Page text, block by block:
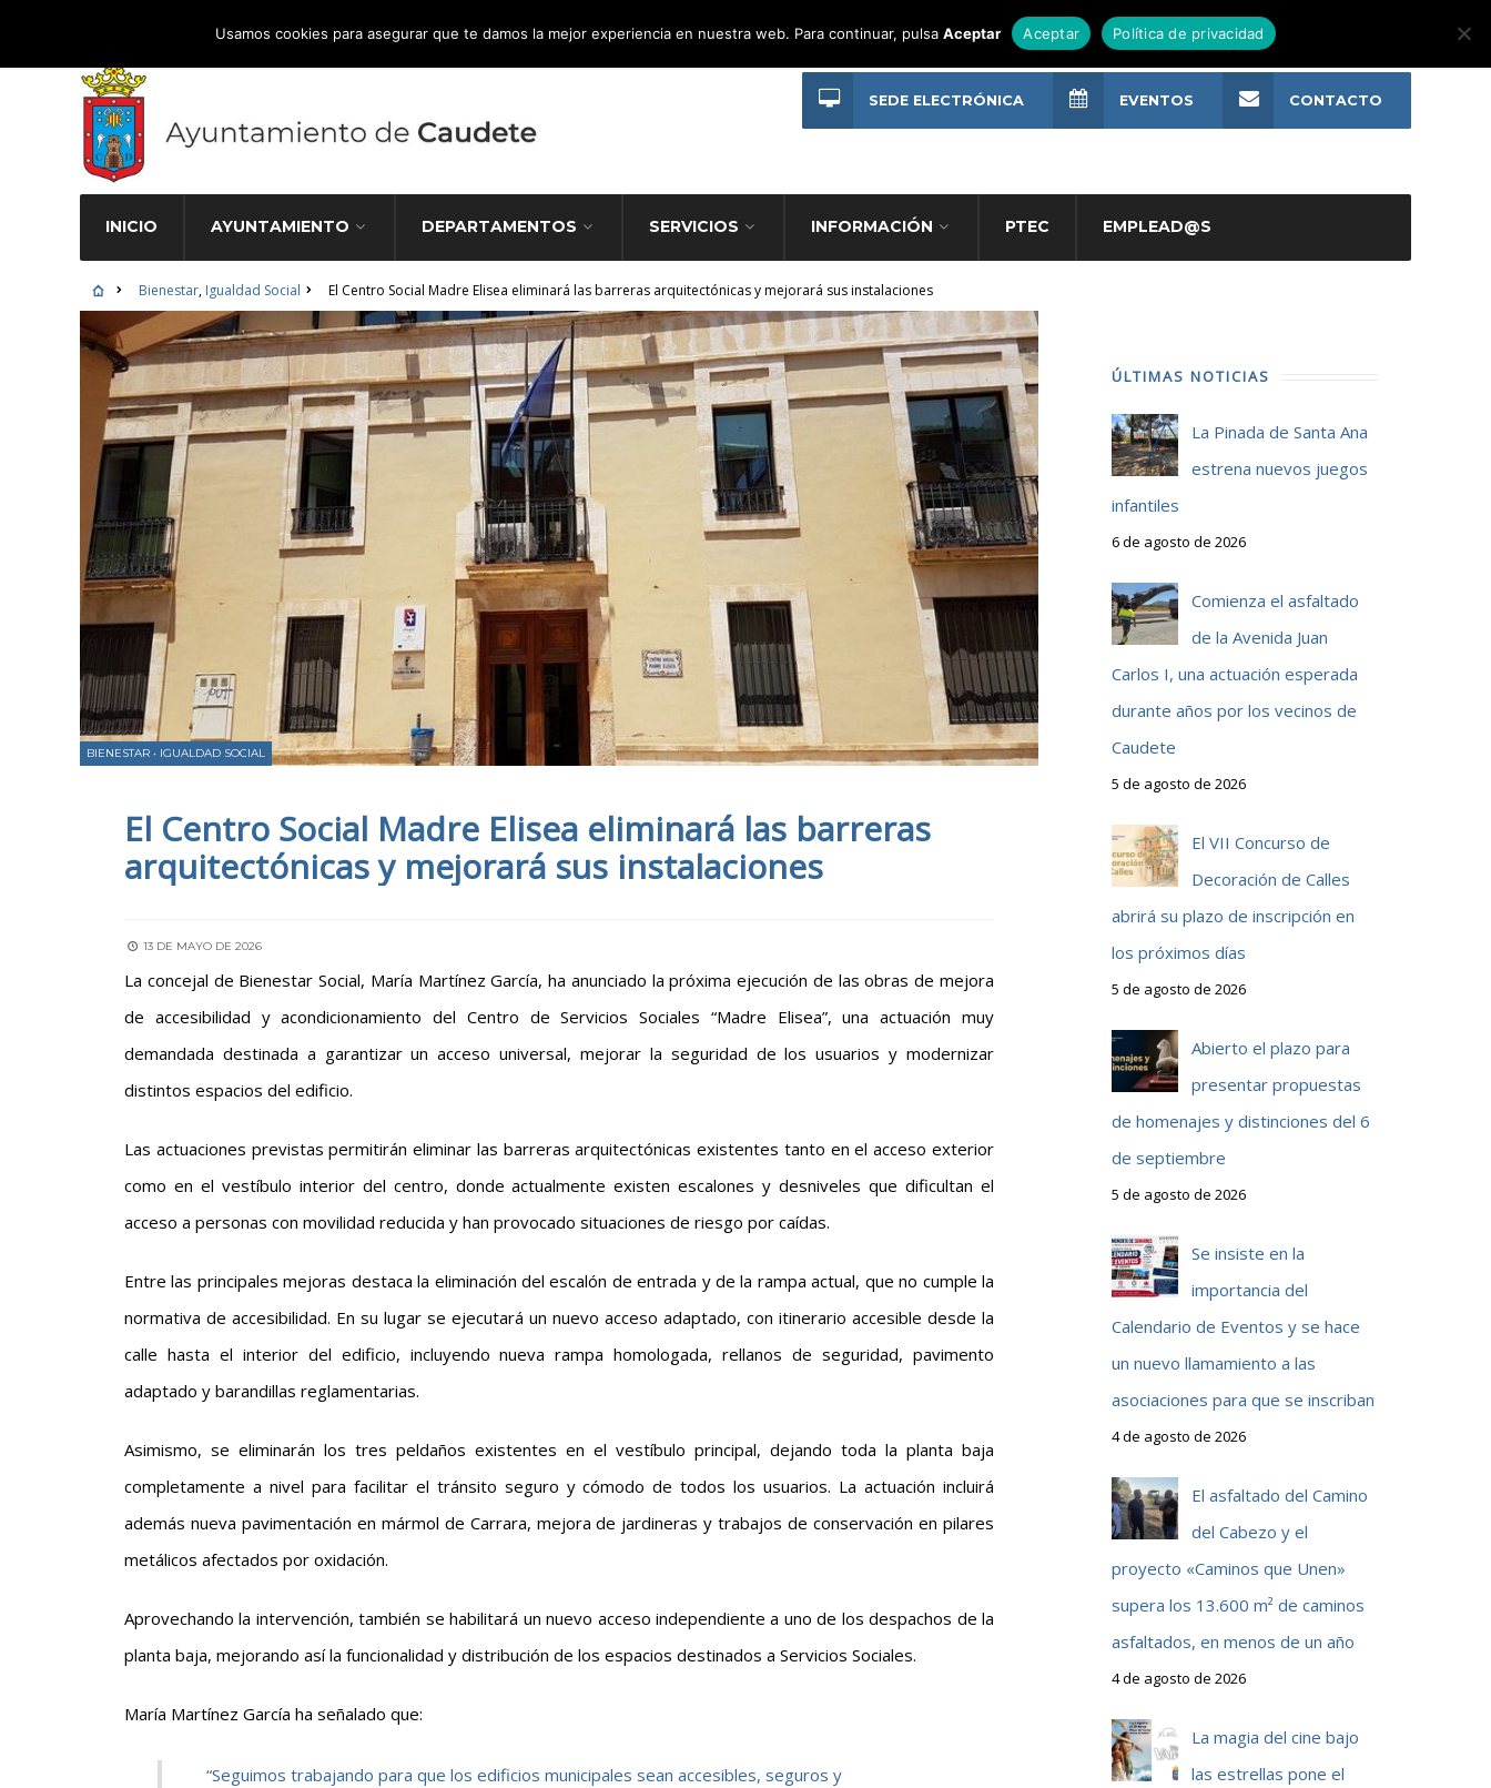
Atención Ciudadana 965 827 000
INICIO AYUNTAMIENTO DEPARTAMENTOS SERVICIOS INFORMACIÓN PTEC EMPLEAD@S
SEDE ELECTRÓNICA EVENTOS CONTACTO
Bienestar, Igualdad Social El Centro Social Madre Elisea eliminará las barreras arquitectónicas y mejorará sus instalaciones
BIENESTAR • IGUALDAD SOCIAL
El Centro Social Madre Elisea eliminará las barreras
arquitectónicas y mejorará sus instalaciones
13 DE MAYO DE 2026
La concejal de Bienestar Social, María Martínez García, ha anunciado la próxima ejecución de las obras de mejora
de accesibilidad y acondicionamiento del Centro de Servicios Sociales “Madre Elisea”, una actuación muy
demandada destinada a garantizar un acceso universal, mejorar la seguridad de los usuarios y modernizar
distintos espacios del edificio.
Las actuaciones previstas permitirán eliminar las barreras arquitectónicas existentes tanto en el acceso exterior
como en el vestíbulo interior del centro, donde actualmente existen escalones y desniveles que dificultan el
acceso a personas con movilidad reducida y han provocado situaciones de riesgo por caídas.
Entre las principales mejoras destaca la eliminación del escalón de entrada y de la rampa actual, que no cumple la
normativa de accesibilidad. En su lugar se ejecutará un nuevo acceso adaptado, con itinerario accesible desde la
calle hasta el interior del edificio, incluyendo nueva rampa homologada, rellanos de seguridad, pavimento
adaptado y barandillas reglamentarias.
Asimismo, se eliminarán los tres peldaños existentes en el vestíbulo principal, dejando toda la planta baja
completamente a nivel para facilitar el tránsito seguro y cómodo de todos los usuarios. La actuación incluirá
además nueva pavimentación en mármol de Carrara, mejora de jardineras y trabajos de conservación en pilares
metálicos afectados por oxidación.
Aprovechando la intervención, también se habilitará un nuevo acceso independiente a uno de los despachos de la
planta baja, mejorando así la funcionalidad y distribución de los espacios destinados a Servicios Sociales.
María Martínez García ha señalado que:
“Seguimos trabajando para que los edificios municipales sean accesibles, seguros y
ÚLTIMAS NOTICIAS
La Pinada de Santa Ana
estrena nuevos juegos
infantiles
6 de agosto de 2026
Comienza el asfaltado
de la Avenida Juan
Carlos I, una actuación esperada
durante años por los vecinos de
Caudete
5 de agosto de 2026
El VII Concurso de
Decoración de Calles
abrirá su plazo de inscripción en
los próximos días
5 de agosto de 2026
Abierto el plazo para
presentar propuestas
de homenajes y distinciones del 6
de septiembre
5 de agosto de 2026
Se insiste en la
importancia del
Calendario de Eventos y se hace
un nuevo llamamiento a las
asociaciones para que se inscriban
4 de agosto de 2026
El asfaltado del Camino
del Cabezo y el
proyecto «Caminos que Unen»
supera los 13.600 m² de caminos
asfaltados, en menos de un año
4 de agosto de 2026
La magia del cine bajo
las estrellas pone el
Usamos cookies para asegurar que te damos la mejor experiencia en nuestra web. Para continuar, pulsaAceptar Aceptar Política de privacidad